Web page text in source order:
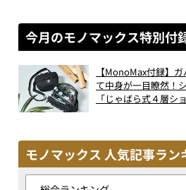
今月のモノマックス特別付
【MonoMax付録】
て中身が一目瞭然！
「じゃばら式４層シ
モノマックス 人気記事ラン